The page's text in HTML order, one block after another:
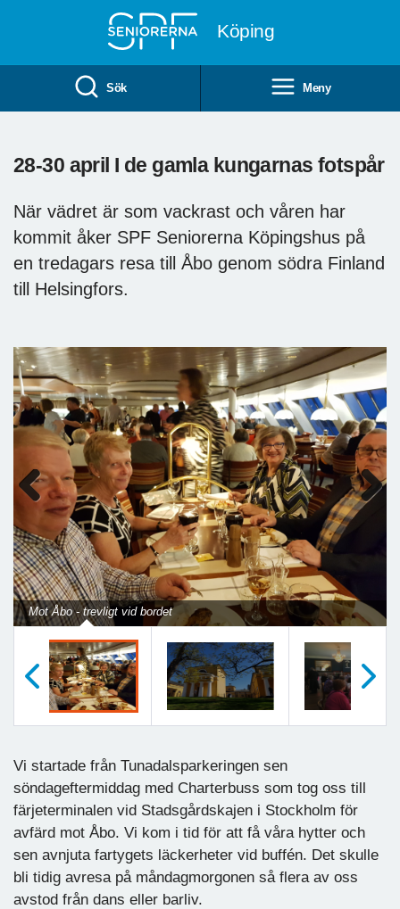
Köping
Sök Meny
28-30 april I de gamla kungarnas fotspår
När vädret är som vackrast och våren har
kommit åker SPF Seniorerna Köpingshus på
en tredagars resa till Åbo genom södra Finland
till Helsingfors.
Mot Åbo - trevligt vid bordet
Previous Next
Vi startade från Tunadalsparkeringen sen
söndageftermiddag med Charterbuss som tog oss till
färjeterminalen vid Stadsgårdskajen i Stockholm för
avfärd mot Åbo. Vi kom i tid för att få våra hytter och
sen avnjuta fartygets läckerheter vid buffén. Det skulle
bli tidig avresa på måndagmorgonen så flera av oss
avstod från dans eller barliv.